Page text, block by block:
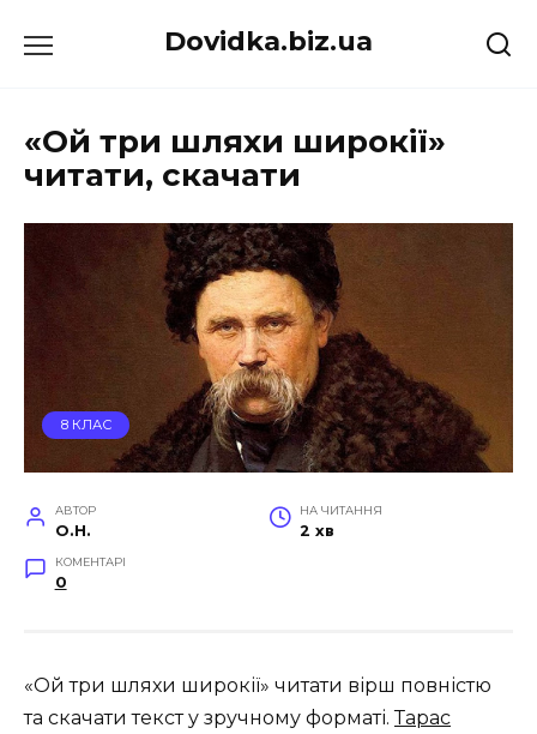
до
Dovidka.biz.ua
«Ой три шляхи широкії»
читати, скачати
8 КЛАС
АВТОР
O.H.
НА ЧИТАННЯ
2 хв
КОМЕНТАРІ
0
«Ой три шляхи широкії» читати вірш повністю
та скачати текст у зручному форматі.Тарас